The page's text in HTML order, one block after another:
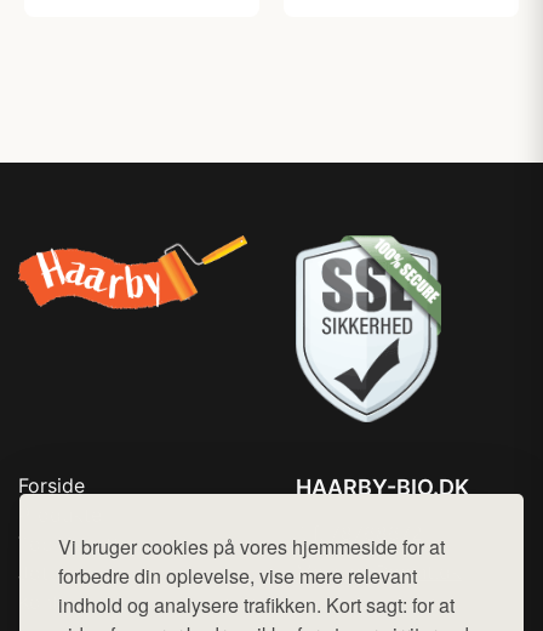
Vi bruger cookies på vores hjemmeside for at
forbedre din oplevelse, vise mere relevant
indhold og analysere trafikken. Kort sagt: for at
Forside
Top Rabatter
Jotun maling
Kontakt
HAARBY-BIO.DK
Mail: hej@want.dk
Cookie- og privatlivspolitik